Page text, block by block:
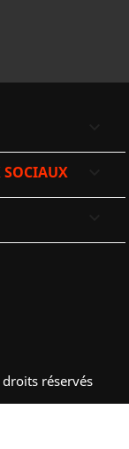
SOCIAUX
réservés